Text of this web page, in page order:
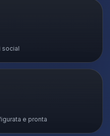
social
e pronta